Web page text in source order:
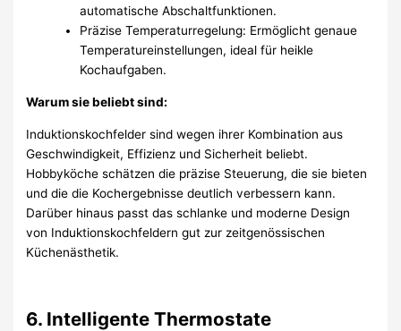
automatische Abschaltfunktionen.
Präzise Temperaturregelung: Ermöglicht genaue
Temperatureinstellungen, ideal für heikle
Kochaufgaben.
Warum sie beliebt sind:
Induktionskochfelder sind wegen ihrer Kombination aus
Geschwindigkeit, Effizienz und Sicherheit beliebt.
Hobbyköche schätzen die präzise Steuerung, die sie bieten
und die die Kochergebnisse deutlich verbessern kann.
Darüber hinaus passt das schlanke und moderne Design
von Induktionskochfeldern gut zur zeitgenössischen
Küchenästhetik.
6. Intelligente Thermostate